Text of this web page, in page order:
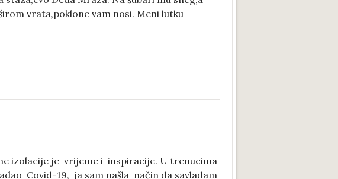
vrata,poklone vam nosi. Meni lutku
izolacije je vrijeme i inspiracije. U trenucima
Covid-19, ja sam našla način da savladam